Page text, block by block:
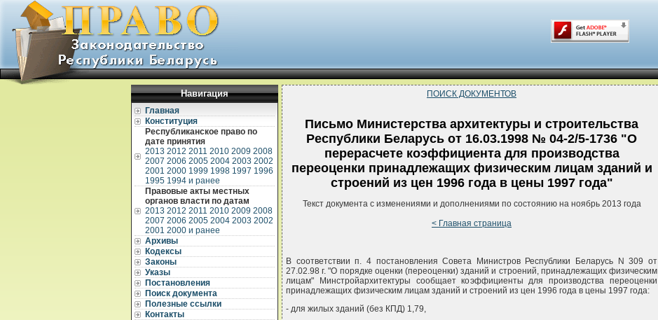
Навигация
Главная
Конституция
Республиканское право по
дате принятия
2013 2012 2011 2010 2009 2008
2007 2006 2005 2004 2003 2002
2001 2000 1999 1998 1997 1996
1995 1994 и ранее
Правовые акты местных
органов власти по датам
2013 2012 2011 2010 2009 2008
2007 2006 2005 2004 2003 2002
2001 2000 и ранее
Архивы
Кодексы
Законы
Указы
Постановления
Поиск документа
Полезные ссылки
Контакты
ПОИСК ДОКУМЕНТОВ
Письмо Министерства архитектуры и строительства
Республики Беларусь от 16.03.1998 № 04-2/5-1736 "О
перерасчете коэффициента для производства
переоценки принадлежащих физическим лицам зданий и
строений из цен 1996 года в цены 1997 года"
Текст документа с изменениями и дополнениями по состоянию на ноябрь 2013 года
< Главная страница
В соответствии п. 4 постановления Совета Министров Республики Беларусь N 309 от
27.02.98 г. "О порядке оценки (переоценки) зданий и строений, принадлежащих физическим
лицам" Минстройархитектуры сообщает коэффициенты для производства переоценки
принадлежащих физическим лицам зданий и строений из цен 1996 года в цены 1997 года:
- для жилых зданий (без КПД) 1,79,